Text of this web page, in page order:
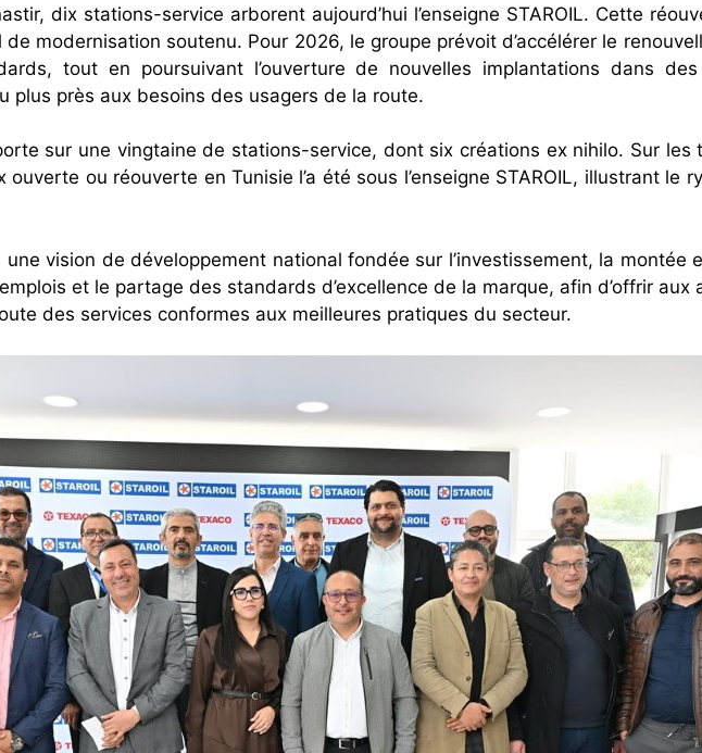
dix stations-service arborent aujourd’hui l’enseigne STAROIL. Cette
modernisation soutenu. Pour 2026, le groupe prévoit d’accélérer le
tout en poursuivant l’ouverture de nouvelles implantations dans
plus près aux besoins des usagers de la route.
sur une vingtaine de stations-service, dont six créations ex nihilo. Sur les
ou réouverte en Tunisie l’a été sous l’enseigne STAROIL, illustrant le
une vision de développement national fondée sur l’investissement, la montée
et le partage des standards d’excellence de la marque, afin d’offrir aux
des services conformes aux meilleures pratiques du secteur.